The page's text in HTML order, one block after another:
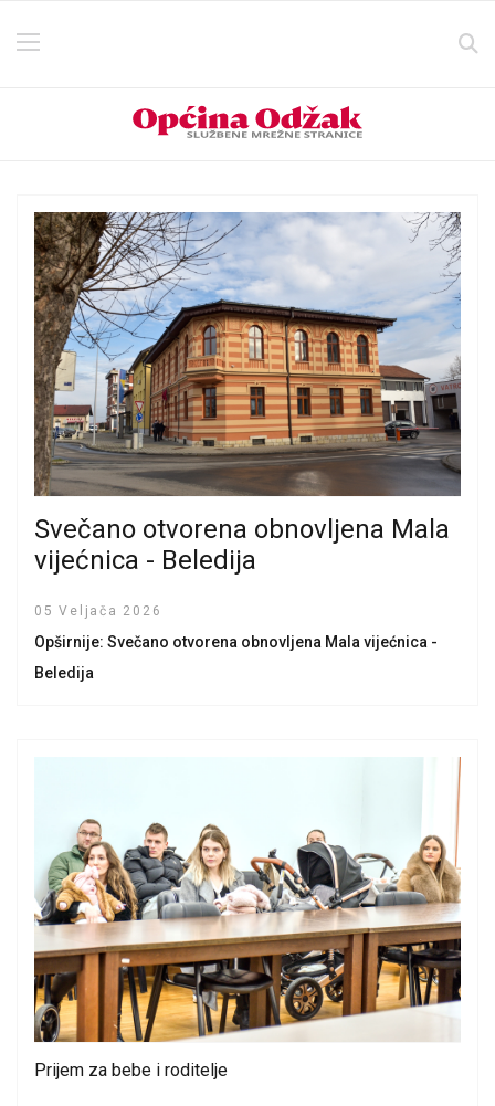
Svečano otvorena obnovljena Mala
vijećnica - Beledija
05 Veljača 2026
Opširnije: Svečano otvorena obnovljena Mala vijećnica -
Beledija
Prijem za bebe i roditelje